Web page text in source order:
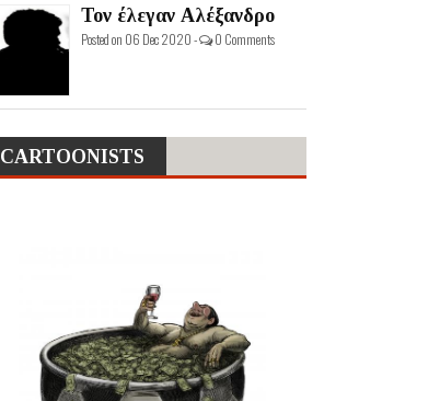
Τον έλεγαν Αλέξανδρο
Posted on 06 Dec 2020 - 0 Comments
CARTOONISTS